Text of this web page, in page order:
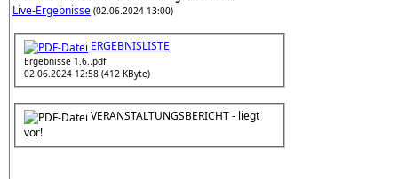
Live-Ergebnisse (02.06.2024 13:00)
ERGEBNISLISTE
Ergebnisse 1.6..pdf
02.06.2024 12:58 (412 KByte)
VERANSTALTUNGSBERICHT - liegt
vor!